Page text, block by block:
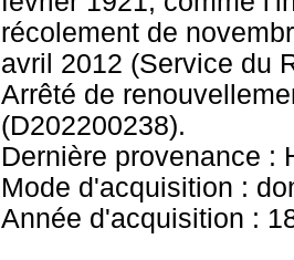
récolement de
avril 2012 (Service du
Arrêté de
(D202200238).
Dernière provenance :
Mode d'acquisition :
Année d'acquisition :